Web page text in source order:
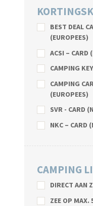
BEST DEAL
(EUROPEES)
ACSI – CARD
CAMPING
CAMPING
(EUROPEES)
SVR - CARD
NKC – CARD
CAMPING
DIRECT AAN
ZEE OP MAX.